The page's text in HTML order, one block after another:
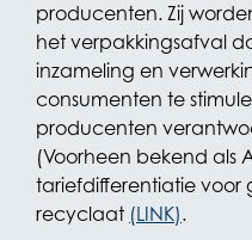
producenten. Zij
het verpakkingsafval
inzameling en
consumenten te
producenten
(Voorheen bekend als
tariefdifferentiatie voor
recyclaat (LINK).